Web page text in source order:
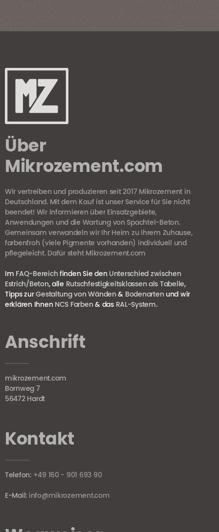
Über
Mikrozement.com
Wir vertreiben und produzieren seit 2017 Mikrozement in
Deutschland. Mit dem Kauf ist unser Service für Sie nicht
beendet! Wir informieren über Einsatzgebiete,
Anwendungen und die Wartung von Spachtel-Beton.
Gemeinsam verwandeln wir Ihr Heim zu Ihrem Zuhause,
farbenfroh (viele Pigmente vorhanden) individuell und
pflegeleicht. Dafür steht Mikrozement.com
Im FAQ-Bereich finden Sie den Unterschied zwischen
Estrich/Beton, alle Rutschfestigkeitsklassen als Tabelle,
Tipps zurGestaltung von Wänden & Bodenarten und wir
erklären Ihnen NCS Farben & das RAL-System.
Anschrift
mikrozement.com
Bornweg 7
56472 Hardt
Kontakt
Telefon: +49 160 - 901 693 90
E-Mail: info@mikrozement.com